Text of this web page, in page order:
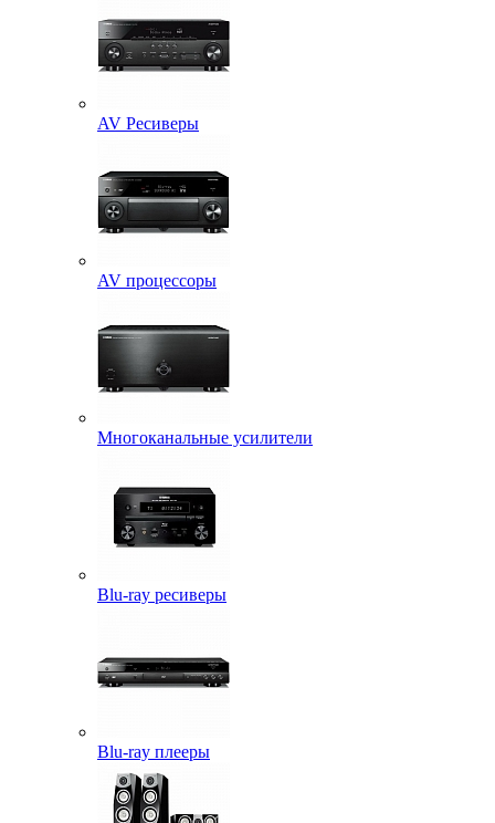
AV Ресиверы
AV процессоры
Многоканальные усилители
Blu-ray ресиверы
Blu-ray плееры